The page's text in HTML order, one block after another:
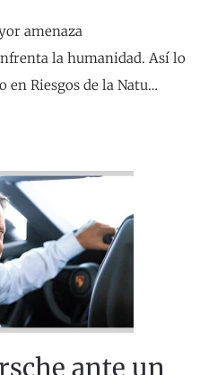
amenaza
la humanidad. Así lo
en Riesgos de la Natu…
ante un